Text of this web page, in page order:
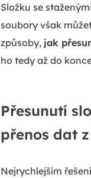
Složku se
soubory však
způsoby, jak
ho tedy až do
Přesunutí
přenos dat
Nejrychlejším